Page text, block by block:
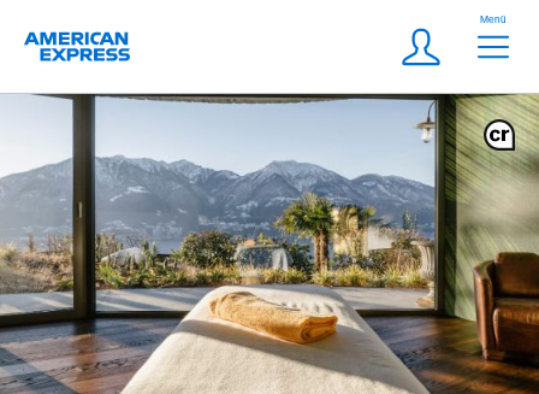
Logo
Meta
Login
Menü